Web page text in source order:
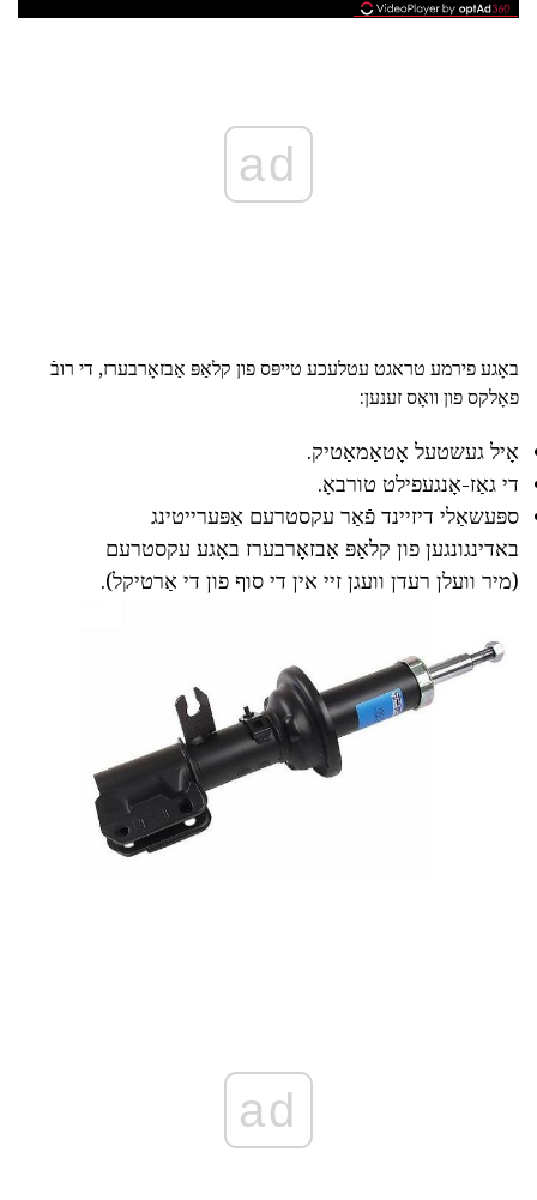
ad
באָגע פירמע טראגט עטלעכע טייפּס פון קלאַפּ אַבזאָרבערז, די רובֿ
פאָלקס פון וואָס זענען:
אָיל געשטעל אָטאַמאַטיק.
די גאַז-אָנגעפילט טורבאָ.
ספּעשאַלי דיזיינד פֿאַר עקסטרעם אַפּערייטינג
באדינגונגען פון קלאַפּ אַבזאָרבערז באָגע עקסטרעם
(מיר וועלן רעדן וועגן זיי אין די סוף פון די אַרטיקל).
ad